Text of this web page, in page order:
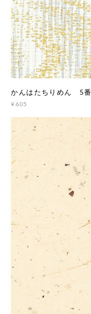
かんはたちりめん 5番
¥605